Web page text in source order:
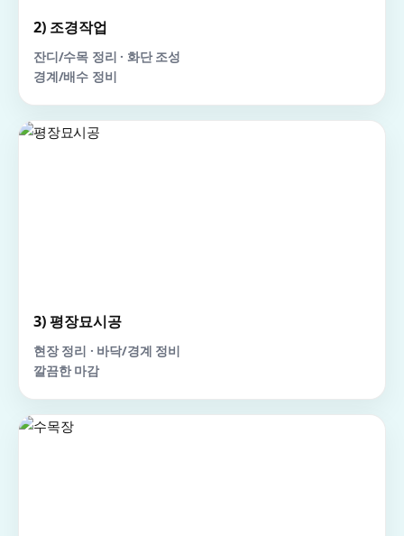
2) 조경작업
잔디/수목 정리 · 화단 조성
경계/배수 정비
3) 평장묘시공
현장 정리 · 바닥/경계 정비
깔끔한 마감